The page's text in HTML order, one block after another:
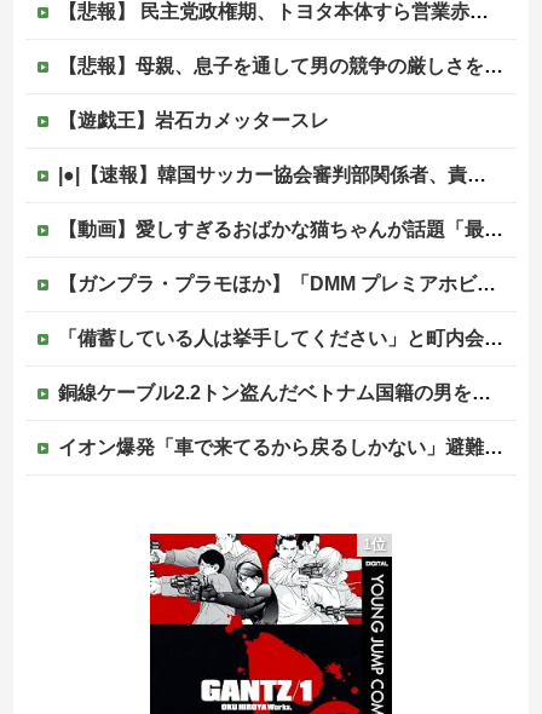
【悲報】 民主党政権期、トヨタ本体すら営業赤字になる「超円高」…中小企業の景況も厳しい水準だった←これエグいよな
【悲報】母親、息子を通して男の競争の厳しさを知るｗｗｗｗ
【遊戯王】岩石カメッタースレ
|●|【速報】韓国サッカー協会審判部関係者、責任転嫁「外国人審判たちが先にマッサージを望んだ」
【動画】愛しすぎるおばかな猫ちゃんが話題「最後が特にかわいいｗ」
【ガンプラ・プラモほか】「DMM プレミアホビー商品抽選販売」【本日開始！】他
「備蓄している人は挙手してください」と町内会のミーティング、何の気なしに手を挙げてしまった結果……
銅線ケーブル2.2トン盗んだベトナム国籍の男を逮捕 #移民 #外国人 #ニュース
イオン爆発「車で来てるから戻るしかない」避難後に館内へ…現場の実態が判明
韓国人「韓国サッカー協会、外国人審判に“性接待”報道・・・」→「2002年の審判買収が事実だったのか？」「日本人が言ってたこと正しかったね・・・...
被爆体験者団体（90）「援護施策作って。私達は被爆して健康を失った」
避難所に土足でズカズカと入ってきて勝手に動画や写真を撮影したメディア取材陣、挙句の果てに要求してきたのは……
1位